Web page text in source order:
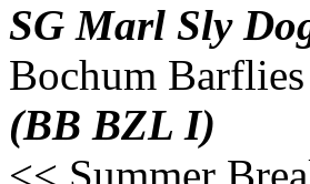
SG Marl Sly
Bochum Barflies
(BB BZL I)